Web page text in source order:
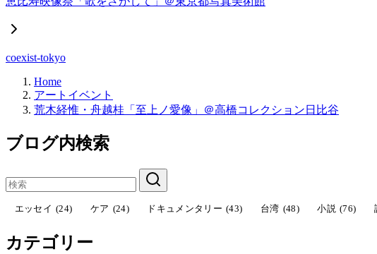
coexist-tokyo
Home
アートイベント
荒木経惟・舟越桂「至上ノ愛像」＠高橋コレクション日比谷
ブログ内検索
エッセイ (24) ケア (24) ドキュメンタリー (43) 台湾 (48) 小説 (76)
カテゴリー